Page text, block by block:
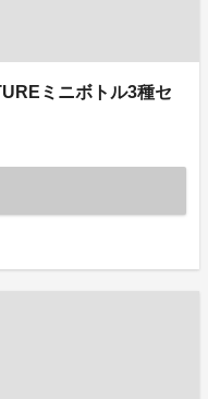
ミニボトル3種セ